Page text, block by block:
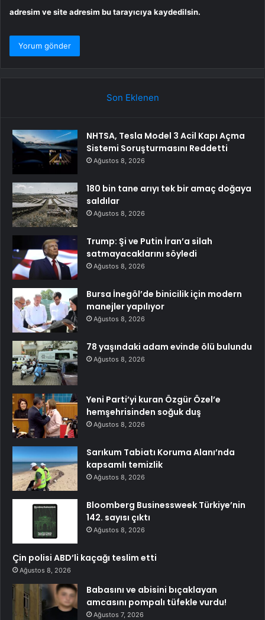
adresim ve site adresim bu tarayıcıya kaydedilsin.
Son Eklenen
NHTSA, Tesla Model 3 Acil Kapı Açma
Sistemi Soruşturmasını Reddetti
Ağustos 8, 2026
180 bin tane arıyı tek bir amaç doğaya
saldılar
Ağustos 8, 2026
Trump: Şi ve Putin İran’a silah
satmayacaklarını söyledi
Ağustos 8, 2026
Bursa İnegöl’de binicilik için modern
manejler yapılıyor
Ağustos 8, 2026
78 yaşındaki adam evinde ölü bulundu
Ağustos 8, 2026
Yeni Parti’yi kuran Özgür Özel’e
hemşehrisinden soğuk duş
Ağustos 8, 2026
Sarıkum Tabiatı Koruma Alanı’nda
kapsamlı temizlik
Ağustos 8, 2026
Bloomberg Businessweek Türkiye’nin
142. sayısı çıktı
Ağustos 8, 2026
Çin polisi ABD’li kaçağı teslim etti
Ağustos 8, 2026
Babasını ve abisini bıçaklayan
amcasını pompalı tüfekle vurdu!
Ağustos 7, 2026